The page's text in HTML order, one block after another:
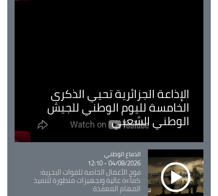
الإذاعة الجزائرية تحيي الذكرى
الخامسة لليوم الوطني للجيش
الوطني الشعبي
Catégorie
الدفاع الوطني
04/08/2026 - 12:10
فوج الأعمال الخاصة للقوات البحرية:
كفاءة عالية وتجهيزات متطورة لتنفيذ
المهام المعقدة